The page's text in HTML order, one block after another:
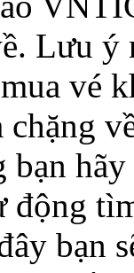
Lưu
vé
chặng
bạn
động
bạn